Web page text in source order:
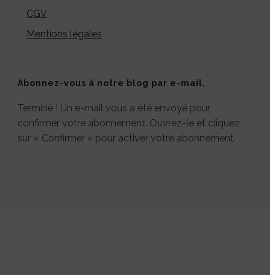
CGV
Mentions légales
Abonnez-vous à notre blog par e-mail.
Terminé ! Un e-mail vous a été envoyé pour
confirmer votre abonnement. Ouvrez-le et cliquez
sur « Confirmer » pour activer votre abonnement.